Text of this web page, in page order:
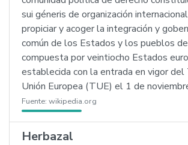
sui géneris de organización
propiciar y acoger la integración y
común de los Estados y los pueblos
compuesta por veintiocho Estados
establecida con la entrada en vigor
Unión Europea (TUE) el 1 de
Fuente: wikipedia.org
Herbazal